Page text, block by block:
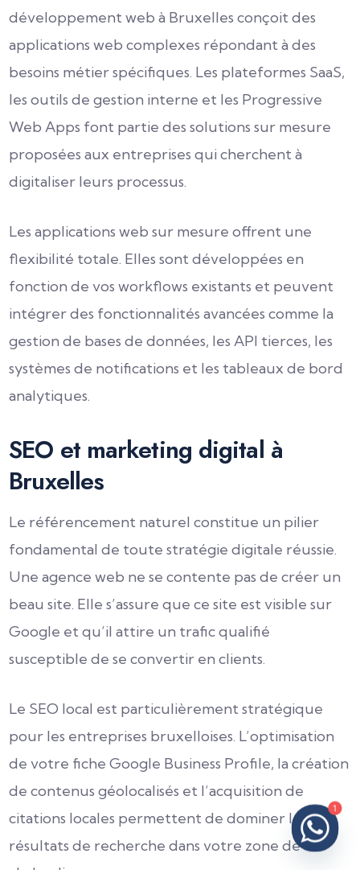
développement web à Bruxelles conçoit des
applications web complexes répondant à des
besoins métier spécifiques. Les plateformes SaaS,
les outils de gestion interne et les Progressive
Web Apps font partie des solutions sur mesure
proposées aux entreprises qui cherchent à
digitaliser leurs processus.
Les applications web sur mesure offrent une
flexibilité totale. Elles sont développées en
fonction de vos workflows existants et peuvent
intégrer des fonctionnalités avancées comme la
gestion de bases de données, les API tierces, les
systèmes de notifications et les tableaux de bord
analytiques.
SEO et marketing digital à
Bruxelles
Le référencement naturel constitue un pilier
fondamental de toute stratégie digitale réussie.
Une agence web ne se contente pas de créer un
beau site. Elle s’assure que ce site est visible sur
Google et qu’il attire un trafic qualifié
susceptible de se convertir en clients.
Le SEO local est particulièrement stratégique
pour les entreprises bruxelloises. L’optimisation
de votre fiche Google Business Profile, la création
de contenus géolocalisés et l’acquisition de
citations locales permettent de dominer les
résultats de recherche dans votre zone de
1